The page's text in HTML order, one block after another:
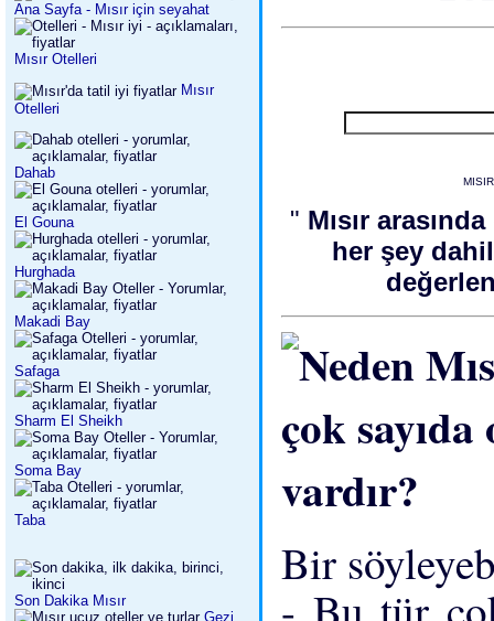
Ana Sayfa - Mısır için seyahat
Mısır Otelleri
Mısır
Otelleri
Dahab
El Gouna
Hurghada
Makadi Bay
Safaga
Sharm El Sheikh
Soma Bay
Taba
Son Dakika Mısır
Gezi
" Mısır
her şey
Bir